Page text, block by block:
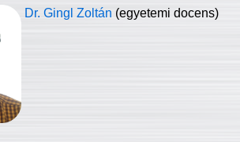
Dr. Gingl Zoltán (egyetemi docens)